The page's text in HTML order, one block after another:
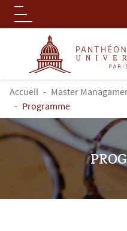
Aller au contenu principal
Logo
FIL D'ARIANE
Accueil
Master
Programme